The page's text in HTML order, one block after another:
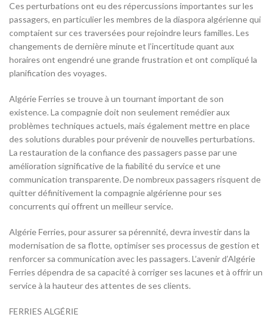
Ces perturbations ont eu des répercussions importantes sur les
passagers, en particulier les membres de la diaspora algérienne qui
comptaient sur ces traversées pour rejoindre leurs familles. Les
changements de dernière minute et l’incertitude quant aux
horaires ont engendré une grande frustration et ont compliqué la
planification des voyages.
Algérie Ferries se trouve à un tournant important de son
existence. La compagnie doit non seulement remédier aux
problèmes techniques actuels, mais également mettre en place
des solutions durables pour prévenir de nouvelles perturbations.
La restauration de la confiance des passagers passe par une
amélioration significative de la fiabilité du service et une
communication transparente. De nombreux passagers risquent de
quitter définitivement la compagnie algérienne pour ses
concurrents qui offrent un meilleur service.
Algérie Ferries, pour assurer sa pérennité, devra investir dans la
modernisation de sa flotte, optimiser ses processus de gestion et
renforcer sa communication avec les passagers. L’avenir d’Algérie
Ferries dépendra de sa capacité à corriger ses lacunes et à offrir un
service à la hauteur des attentes de ses clients.
FERRIES ALGÉRIE